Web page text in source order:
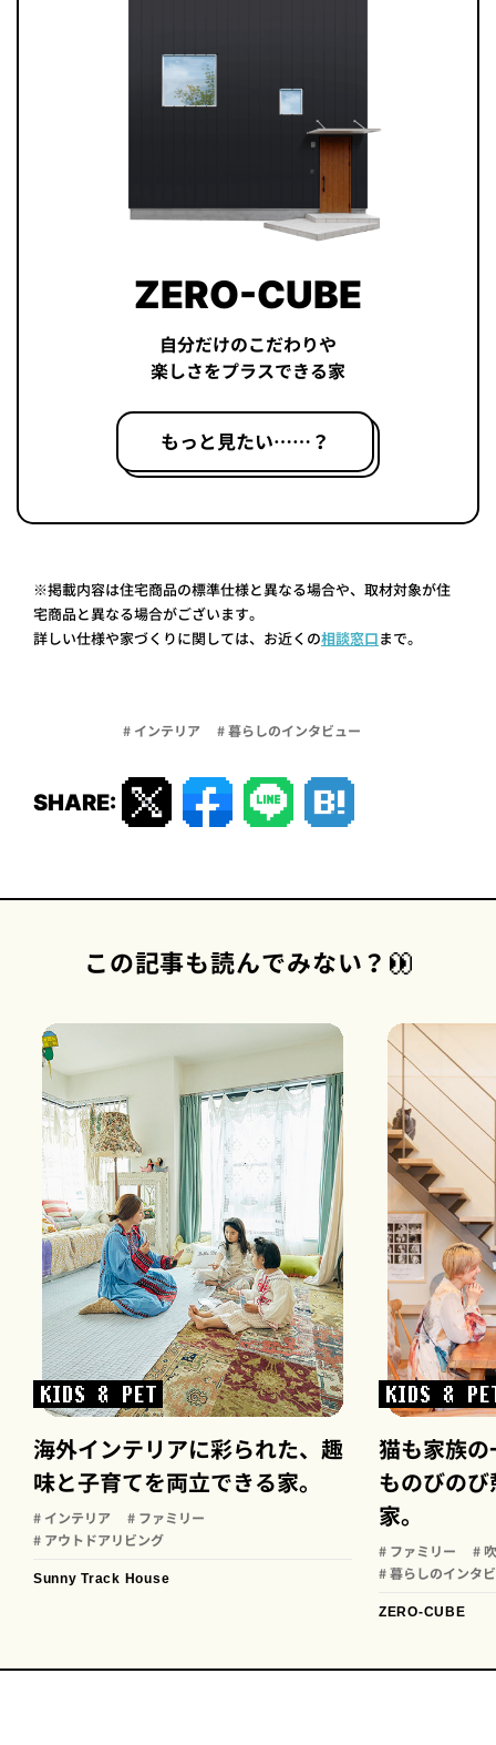
ZERO-CUBE
自分だけのこだわりや
楽しさをプラスできる家
もっと見たい……？
※掲載内容は住宅商品の標準仕様と異なる場合や、取材対象が住
宅商品と異なる場合がございます。
詳しい仕様や家づくりに関しては、お近くの相談窓口まで。
# インテリア # 暮らしのインタビュー
SHARE:
この記事も読んでみない？
KIDS & PET
海外インテリアに彩られた、趣
味と子育てを両立できる家。
# インテリア
# ファミリー
# アウトドアリビング
Sunny Track House
KIDS &
猫も家族
ものびの
家。
# ファミリー
#
# 暮らしのインタ
ZERO-CUBE